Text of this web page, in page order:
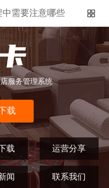
需要注意哪些
服务管理系统
载
载 运营分享
闻 联系我们